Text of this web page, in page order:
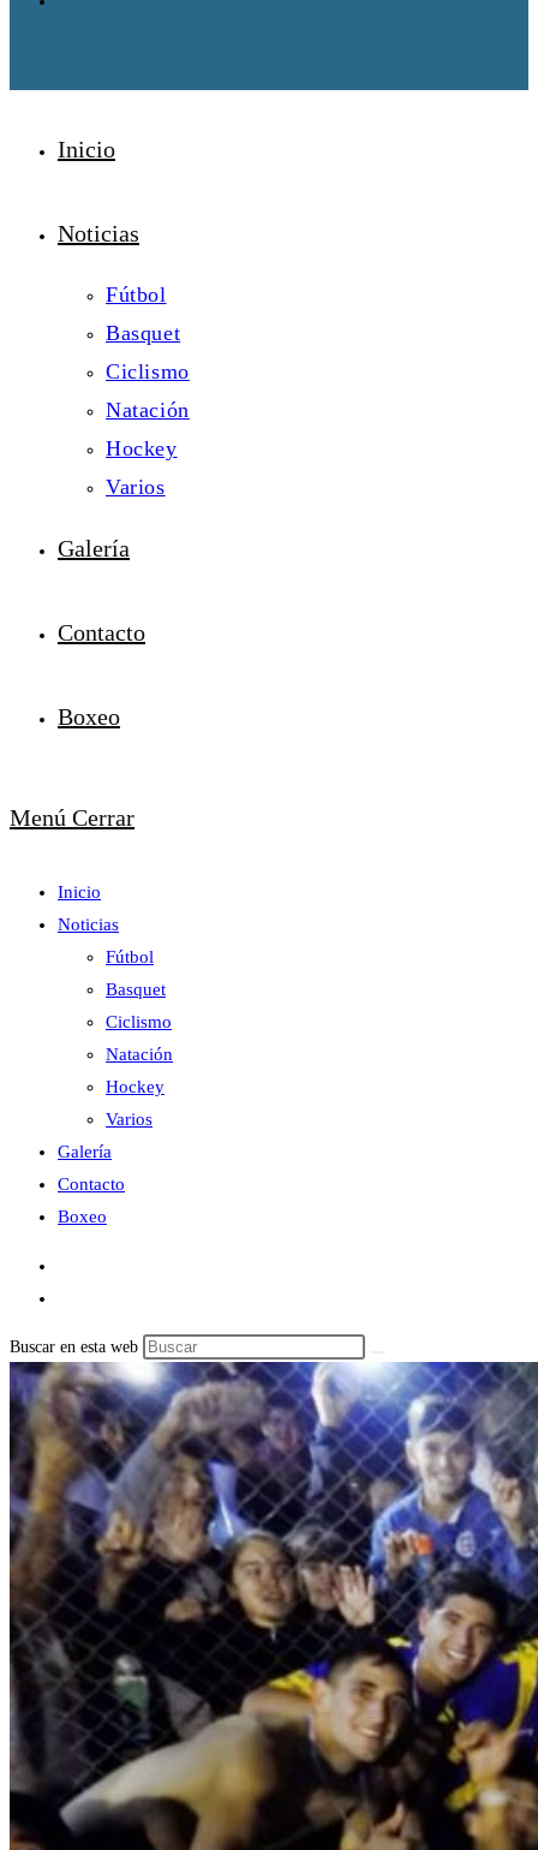
Inicio
Noticias
Fútbol
Basquet
Ciclismo
Natación
Hockey
Varios
Galería
Contacto
Boxeo
Menú Cerrar
Inicio
Noticias
Fútbol
Basquet
Ciclismo
Natación
Hockey
Varios
Galería
Contacto
Boxeo
Buscar en esta web